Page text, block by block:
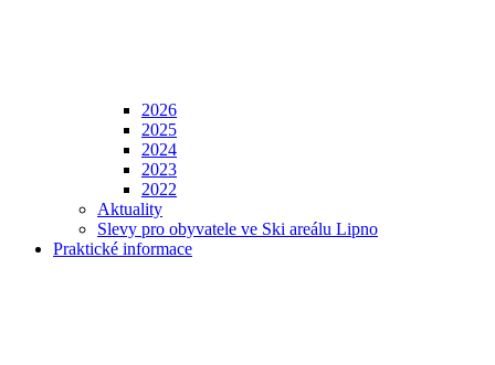
2026
2025
2024
2023
2022
Aktuality
Slevy pro obyvatele ve Ski areálu Lipno
Praktické informace